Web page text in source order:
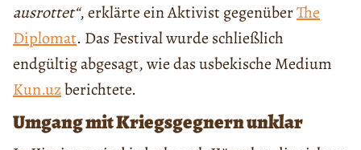
ausrottet“, erklärte ein Aktivist gegenüberThe
Diplomat. Das Festival wurde schließlich
endgültig abgesagt, wie das usbekische Medium
Kun.uzberichtete.
Umgang mit Kriegsgegnern unklar